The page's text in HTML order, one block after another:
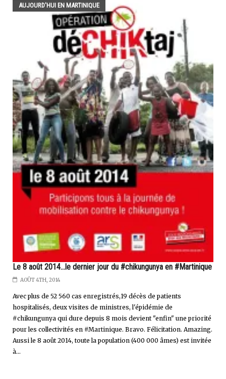
AUJOURD'HUI EN MARTINIQUE
Le 8 août 2014...le dernier jour du #chikungunya en #Martinique
AOÛT 4TH, 2014
Avec plus de 52 560 cas enregistrés,19 décès de patients
hospitalisés, deux visites de ministres, l'épidémie de
#chikungunya qui dure depuis 8 mois devient "enfin" une priorité
pour les collectivités en #Martinique. Bravo. Félicitation. Amazing.
Aussi le 8 août 2014, toute la population (400 000 âmes) est invitée
à...